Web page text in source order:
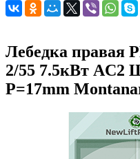
Лебедка правая
2/55 7.5кВт AC2
P=17mm